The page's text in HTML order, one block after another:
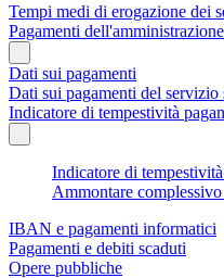
Tempi medi di erogazione dei
Pagamenti dell'amministrazione
Dati sui pagamenti
Dati sui pagamenti del servizio
Indicatore di tempestività
Indicatore di
Ammontare
IBAN e pagamenti informatici
Pagamenti e debiti scaduti
Opere pubbliche